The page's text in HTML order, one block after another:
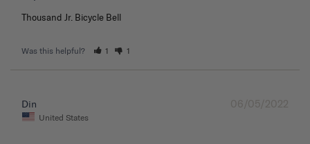
Thousand Jr. Bicycle Bell
Was this helpful? 1 1
06/05/2022
Din
United States